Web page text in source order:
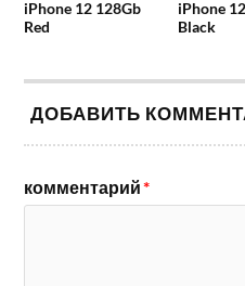
iPhone 12 128Gb
Red
iPhone
Black
ДОБАВИТЬ
комментарий*